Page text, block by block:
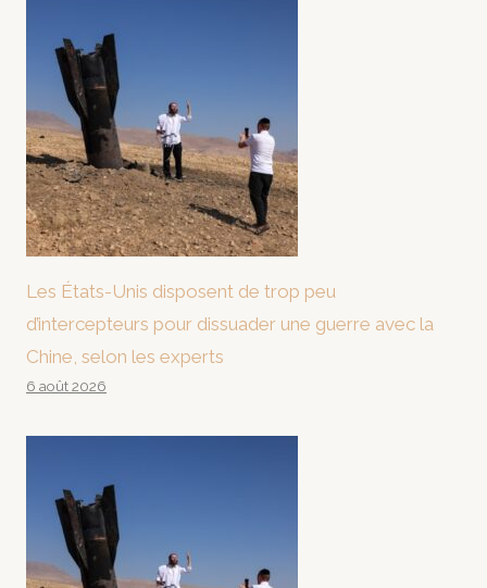
Les États-Unis disposent de trop peu
d’intercepteurs pour dissuader une guerre avec la
Chine, selon les experts
6 août 2026